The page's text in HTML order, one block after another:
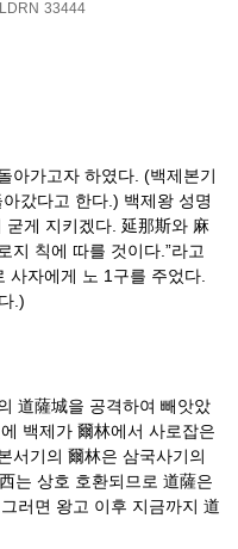
33444
아가고자 하였다. (백제본기
갔다고 한다.) 백제왕 성명
굳게 지키겠다. 延那斯와 麻
지 칙에 따를 것이다.”라고
사자에게 노 1구를 주었다.
.)
道薩城을 공격하여 빼앗았
백제가 爾林에서 사로잡은
서기의 爾林은 삼국사기의
는 상호 호환되므로 道薩은
러면 왕고 이후 지금까지 道